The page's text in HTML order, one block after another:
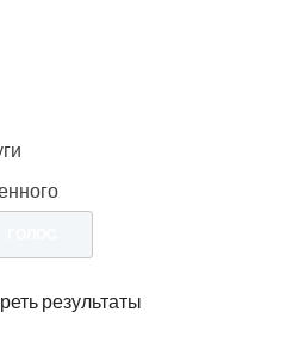
результаты